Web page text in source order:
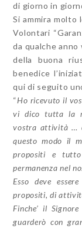
di giorno in
Si ammira molto
Volontari
da qualche anno
della buona
benedice
qui di seguito
“Ho ricevuto il
vi dico tutta la
vostra attività …
questo modo il
propositi e
permanenza nel
Esso deve
propositi, di
Finche’ il
guarderò con